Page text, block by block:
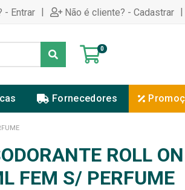
- Entrar | Não é cliente? - Cadastrar |
0
Fornecedores
ROLL
FEM S/ PERFUME